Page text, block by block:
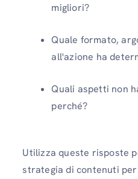
migliori?
Quale formato,
all'azione ha
Quali aspetti non
perché?
Utilizza queste risposte
strategia di contenuti